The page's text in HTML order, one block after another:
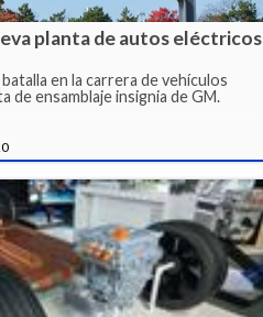
planta de autos eléctricos
en la carrera de vehículos
de ensamblaje insignia de GM.